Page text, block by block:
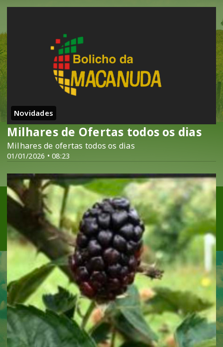
Novidades
01/01/2026 • 08:23
Milhares de Ofertas todos os dias
Milhares de ofertas todos os dias